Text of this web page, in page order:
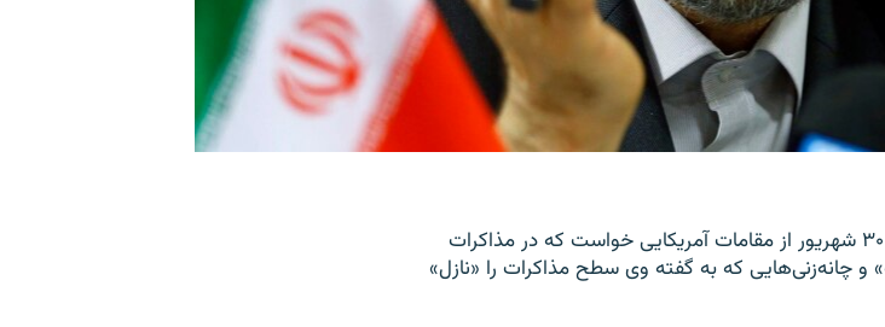
رئیس مجلس شورای اسلامی روز یک‌شنبه ۳۰ شهریور از مقامات آمریکایی خواست که در مذاکرات
و چانه‌زنی‌هایی که به گفته وی سطح مذاکرات را «نازل»